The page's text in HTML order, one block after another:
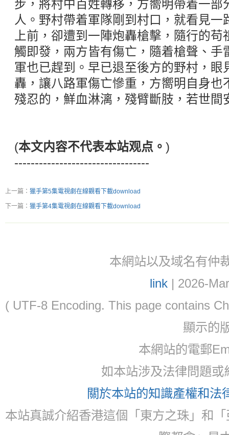
步，將村中百姓轉移，方嚮明帶着一部
人。野村帶着軍隊剛到村口，就看見一
上前，卻遭到一陣炮轟槍擊，隨行的
觸即發，兩方皆有傷亡，隨着槍聲、手
軍也已趕到。早已退至後方的野村，眼
轟，讓八路軍傷亡慘重，方嚮明自身也
殘忍的，鮮血淋漓，殘臂斷肢，若世間
(本文内容不代表本站观点。 )
---------------------------------
上一篇： 獵手第5集電視劇在線觀看下載download
下一篇： 獵手第4集電視劇在線觀看下載download
本網站以及域名有仲
link| 2026-
( UTF-8 Encoding. This page contains
顯示的
本網站的電郵
如本站涉及法律問題
關於本站的知識產權和法
本站真誠介紹香港這個「東方之珠」和